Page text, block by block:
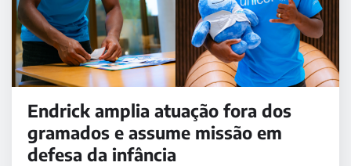
Endrick amplia atuação fora dos
gramados e assume missão em
defesa da infância